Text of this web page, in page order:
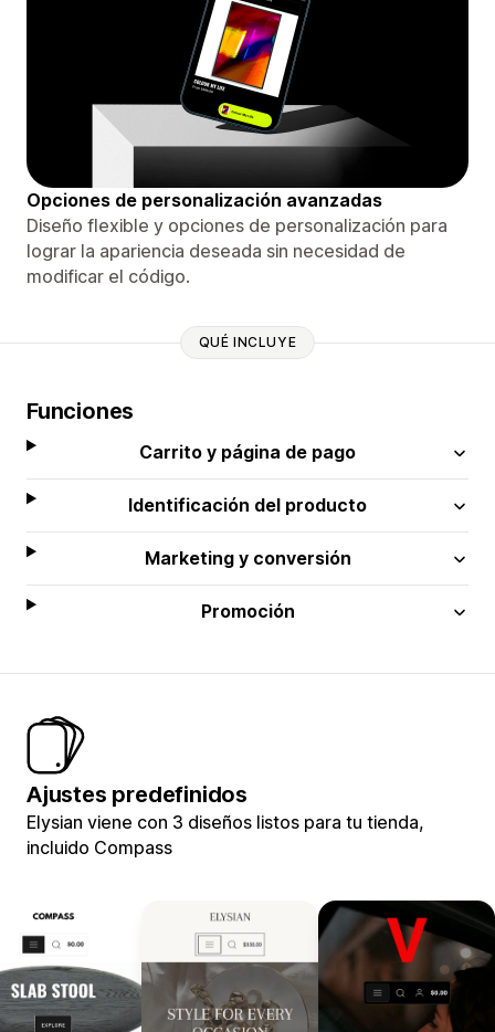
Opciones de personalización avanzadas
Diseño flexible y opciones de personalización para
lograr la apariencia deseada sin necesidad de
modificar el código.
QUÉ INCLUYE
Funciones
Carrito y página de pago
Identificación del producto
Marketing y conversión
Promoción
Ajustes predefinidos
Elysian viene con 3 diseños listos para tu tienda,
incluido Compass